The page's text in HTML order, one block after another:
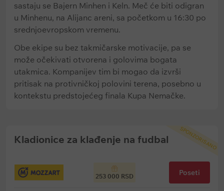
sastaju se Bajern Minhen i Keln. Meč će biti odigran
u Minhenu, na Alijanc areni, sa početkom u 16:30 po
srednjoevropskom vremenu.
Obe ekipe su bez takmičarske motivacije, pa se
može očekivati otvorena i golovima bogata
utakmica. Kompanijev tim bi mogao da izvrši
pritisak na protivničkoj polovini terena, posebno u
kontekstu predstojećeg finala Kupa Nemačke.
SPONZORISANO
Kladionice za klađenje na fudbal
253 000 RSD Poseti